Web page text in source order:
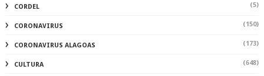
CORDEL (5)
CORONAVIRUS (150)
CORONAVIRUS ALAGOAS (173)
CULTURA (648)